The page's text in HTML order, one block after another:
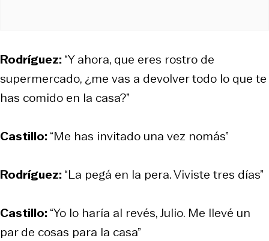
Rodríguez:“Y ahora, que eres rostro de
supermercado, ¿me vas a devolver todo lo que te
has comido en la casa?”
Castillo:“Me has invitado una vez nomás”
Rodríguez:“La pegá en la pera. Viviste tres días”
Castillo:“Yo lo haría al revés, Julio. Me llevé un
par de cosas para la casa”